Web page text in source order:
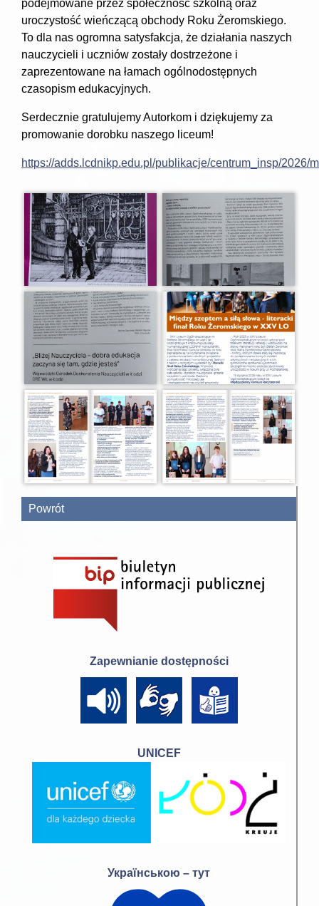
podejmowane przez społeczność szkolną oraz
uroczystość wieńczącą obchody Roku Żeromskiego.
To dla nas ogromna satysfakcja, że działania naszych
nauczycieli i uczniów zostały dostrzeżone i
zaprezentowane na łamach ogólnodostępnych
czasopism edukacyjnych.
Serdecznie gratulujemy Autorkom i dziękujemy za
promowanie dorobku naszego liceum!
https://adds.lcdnikp.edu.pl/publikacje/centrum_insp/2026/
Powrót
Zapewnianie dostępności
UNICEF
Українською – тут